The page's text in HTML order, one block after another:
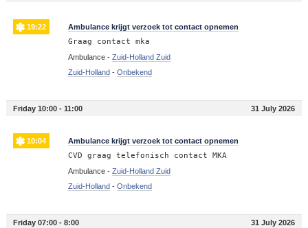
19:22 Ambulance krijgt verzoek tot contact opnemen
Graag contact mka
Ambulance - Zuid-Holland Zuid
Zuid-Holland - Onbekend
Friday 10:00 - 11:00 31 July 2026
10:04 Ambulance krijgt verzoek tot contact opnemen
CVD graag telefonisch contact MKA
Ambulance - Zuid-Holland Zuid
Zuid-Holland - Onbekend
Friday 07:00 - 8:00 31 July 2026